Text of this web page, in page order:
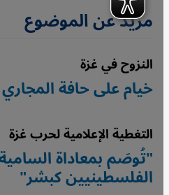
مزيد عن الموضوع
النزوح في غزة
خيام على حافة المجاري
التغطية الإعلامية لحرب غزة
"تُوصَم بمعاداة
الفلسطينيين كبشر"